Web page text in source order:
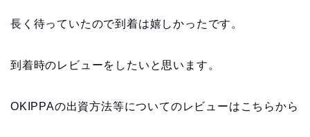
長く待っていたので到着は嬉しかったです。
到着時のレビューをしたいと思います。
OKIPPAの出資方法等についてのレビューはこちらから